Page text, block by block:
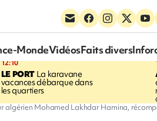
MondeVidéosFaits divers
12:10
LE PORT La karavane
vacances débarque dans
les quartiers
algérien Mohamed Lakhdar Hamina,